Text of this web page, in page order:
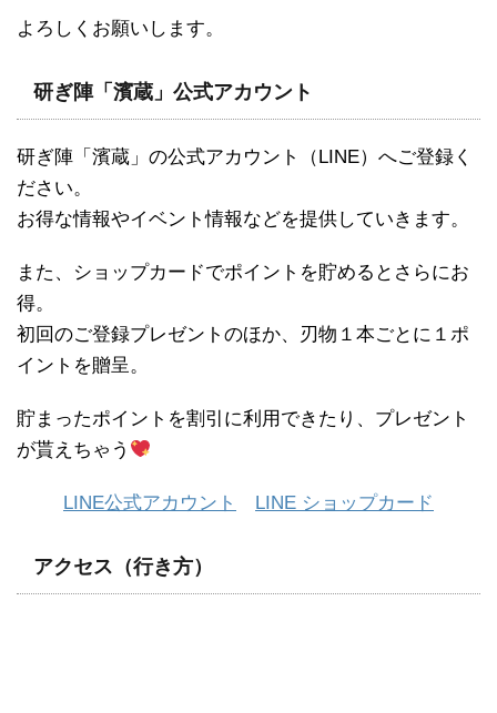
よろしくお願いします。
研ぎ陣「濱蔵」公式アカウント
研ぎ陣「濱蔵」の公式アカウント（LINE）へご登録く
ださい。
お得な情報やイベント情報などを提供していきます。
また、ショップカードでポイントを貯めるとさらにお
得。
初回のご登録プレゼントのほか、刃物１本ごとに１ポ
イントを贈呈。
貯まったポイントを割引に利用できたり、プレゼント
が貰えちゃう
LINE公式アカウント LINE ショップカード
アクセス（行き方）